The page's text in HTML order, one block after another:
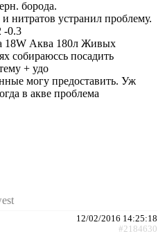
борода.
устранил проблему.
-0.3
18W Аква 180л Живых
собираюссь посадить
+ удо
могу предоставить. Уж
в акве проблема
12/02/2016 14:25:18
#2184630